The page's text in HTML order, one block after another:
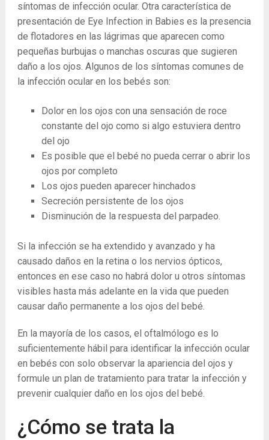
síntomas de infección ocular. Otra característica de
presentación de Eye Infection in Babies es la presencia
de flotadores en las lágrimas que aparecen como
pequeñas burbujas o manchas oscuras que sugieren
daño a los ojos. Algunos de los síntomas comunes de
la infección ocular en los bebés son:
Dolor en los ojos con una sensación de roce
constante del ojo como si algo estuviera dentro
del ojo
Es posible que el bebé no pueda cerrar o abrir los
ojos por completo
Los ojos pueden aparecer hinchados
Secreción persistente de los ojos
Disminución de la respuesta del parpadeo.
Si la infección se ha extendido y avanzado y ha
causado daños en la retina o los nervios ópticos,
entonces en ese caso no habrá dolor u otros síntomas
visibles hasta más adelante en la vida que pueden
causar daño permanente a los ojos del bebé.
En la mayoría de los casos, el oftalmólogo es lo
suficientemente hábil para identificar la infección ocular
en bebés con solo observar la apariencia del ojos y
formule un plan de tratamiento para tratar la infección y
prevenir cualquier daño en los ojos del bebé.
¿Cómo se trata la